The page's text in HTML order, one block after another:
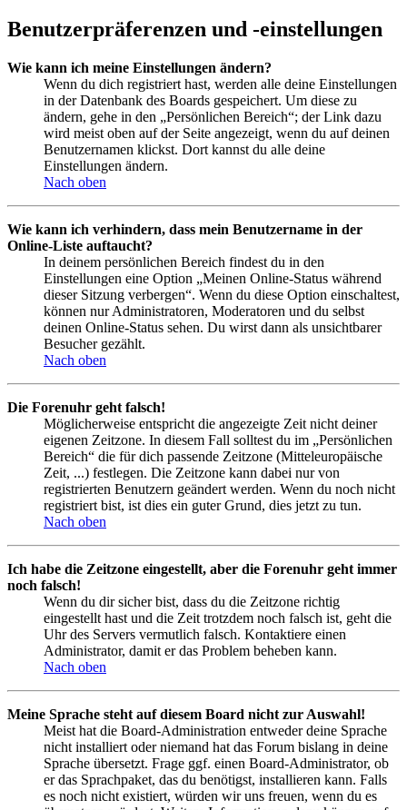
Benutzerpräferenzen und -einstellungen
Wie kann ich meine Einstellungen ändern?
Wenn du dich registriert hast, werden alle deine Einstellungen
in der Datenbank des Boards gespeichert. Um diese zu
ändern, gehe in den „Persönlichen Bereich“; der Link dazu
wird meist oben auf der Seite angezeigt, wenn du auf deinen
Benutzernamen klickst. Dort kannst du alle deine
Einstellungen ändern.
Nach oben
Wie kann ich verhindern, dass mein Benutzername in der
Online-Liste auftaucht?
In deinem persönlichen Bereich findest du in den
Einstellungen eine Option „Meinen Online-Status während
dieser Sitzung verbergen“. Wenn du diese Option einschaltest,
können nur Administratoren, Moderatoren und du selbst
deinen Online-Status sehen. Du wirst dann als unsichtbarer
Besucher gezählt.
Nach oben
Die Forenuhr geht falsch!
Möglicherweise entspricht die angezeigte Zeit nicht deiner
eigenen Zeitzone. In diesem Fall solltest du im „Persönlichen
Bereich“ die für dich passende Zeitzone (Mitteleuropäische
Zeit, ...) festlegen. Die Zeitzone kann dabei nur von
registrierten Benutzern geändert werden. Wenn du noch nicht
registriert bist, ist dies ein guter Grund, dies jetzt zu tun.
Nach oben
Ich habe die Zeitzone eingestellt, aber die Forenuhr geht immer
noch falsch!
Wenn du dir sicher bist, dass du die Zeitzone richtig
eingestellt hast und die Zeit trotzdem noch falsch ist, geht die
Uhr des Servers vermutlich falsch. Kontaktiere einen
Administrator, damit er das Problem beheben kann.
Nach oben
Meine Sprache steht auf diesem Board nicht zur Auswahl!
Meist hat die Board-Administration entweder deine Sprache
nicht installiert oder niemand hat das Forum bislang in deine
Sprache übersetzt. Frage ggf. einen Board-Administrator, ob
er das Sprachpaket, das du benötigst, installieren kann. Falls
es noch nicht existiert, würden wir uns freuen, wenn du es